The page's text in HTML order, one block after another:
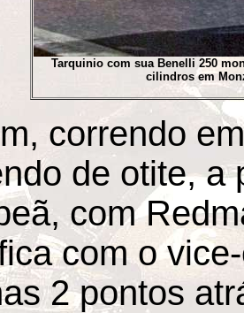
Tarquinio com sua Benelli 250
cilindros em
correndo
de otite, a
com
com o
2 pontos